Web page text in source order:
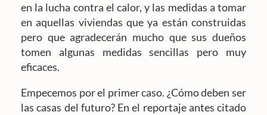
en la lucha contra el calor, y las medidas a tomar
en aquellas viviendas que ya están construidas
pero que agradecerán mucho que sus dueños
tomen algunas medidas sencillas pero muy
eficaces.
Empecemos por el primer caso. ¿Cómo deben ser
las casas del futuro? En el reportaje antes citado